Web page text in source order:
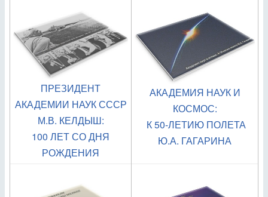
ПРЕЗИДЕНТ
АКАДЕМИИ НАУК СССР
М.В. КЕЛДЫШ:
100 ЛЕТ СО ДНЯ
РОЖДЕНИЯ
АКАДЕМИЯ НАУК И
КОСМОС:
К 50-ЛЕТИЮ ПОЛЕТА
Ю.А. ГАГАРИНА